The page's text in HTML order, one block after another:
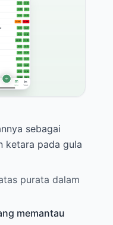
sebagai
ketara pada gula
purata dalam
memantau